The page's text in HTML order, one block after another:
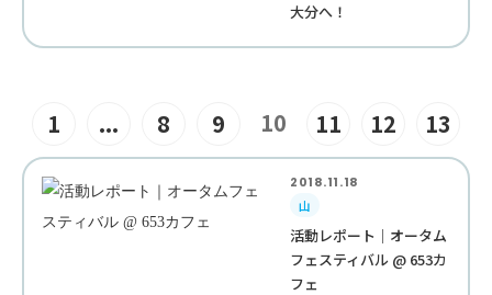
大分へ！
1 ... 8 9 10 11 12 13
2018.11.18
山
活動レポート｜オータム
フェスティバル @ 653カ
フェ